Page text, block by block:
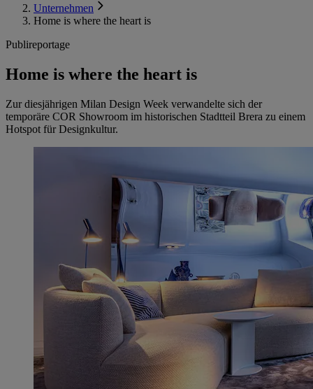
Unternehmen
Home is where the heart is
Publireportage
Home is where the heart is
Zur diesjährigen Milan Design Week verwandelte sich der
temporäre COR Showroom im historischen Stadtteil Brera zu einem
Hotspot für Designkultur.